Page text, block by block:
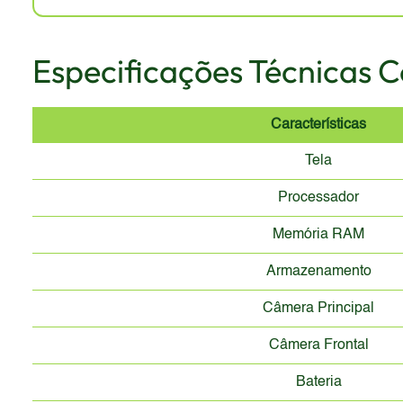
Especificações Técnicas
Características
Tela
Processador
Memória RAM
Armazenamento
Câmera Principal
Câmera Frontal
Bateria